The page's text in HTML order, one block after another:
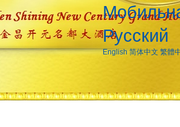
Русский
English 简体中文 繁體